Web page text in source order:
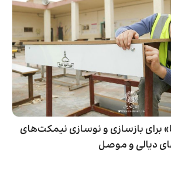
برای بازسازی و نوسازی نیمکت‌های
دیالی و موصل